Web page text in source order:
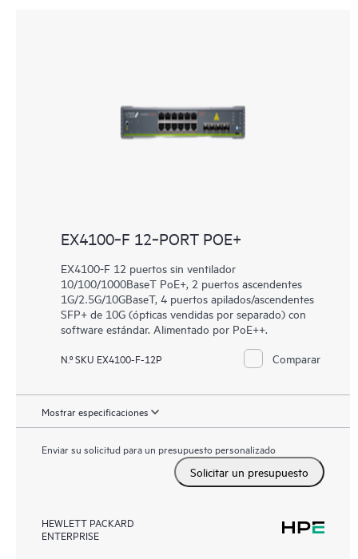
EX4100‑F 12‑PORT POE+
EX4100-F 12 puertos sin ventilador
10/100/1000BaseT PoE+, 2 puertos ascendentes
1G/2.5G/10GBaseT, 4 puertos apilados/ascendentes
SFP+ de 10G (ópticas vendidas por separado) con
software estándar. Alimentado por PoE++.
N.º SKU EX4100-F-12P Comparar
Mostrar especificaciones
Enviar su solicitud para un presupuesto personalizado
Solicitar un presupuesto
HEWLETT PACKARD
ENTERPRISE